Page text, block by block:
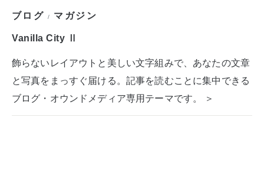
ブログ / マガジン
Vanilla City Ⅱ
飾らないレイアウトと美しい文字組みで、あなたの文章
と写真をまっすぐ届ける。記事を読むことに集中できる
ブログ・オウンドメディア専用テーマです。 ＞